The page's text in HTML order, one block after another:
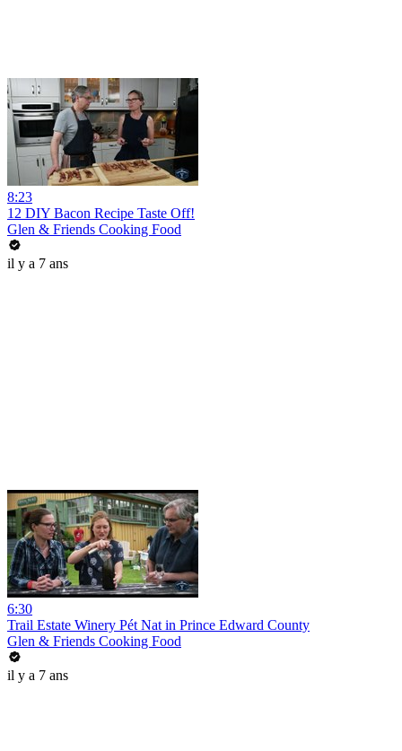
8:23
12 DIY Bacon Recipe Taste Off!
Glen & Friends Cooking Food
il y a 7 ans
6:30
Trail Estate Winery Pét Nat in Prince Edward County
Glen & Friends Cooking Food
il y a 7 ans